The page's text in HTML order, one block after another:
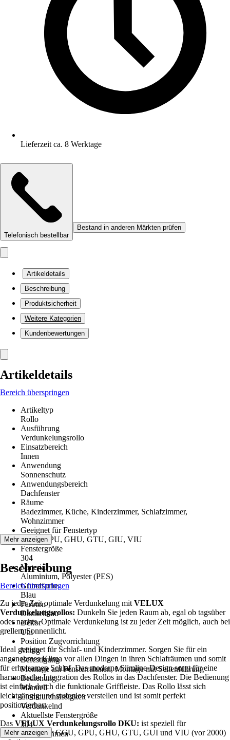
Lieferzeit ca. 8 Werktage
Telefonisch bestellbar
Bestand in anderen Märkten prüfen
Artikeldetails
Beschreibung
Produktsicherheit
Weitere Kategorien
Kundenbewertungen
Artikeldetails
Bereich überspringen
Artikeltyp
Rollo
Ausführung
Verdunkelungsrollo
Einsatzbereich
Innen
Anwendung
Sonnenschutz
Anwendungsbereich
Dachfenster
Räume
Badezimmer, Küche, Kinderzimmer, Schlafzimmer,
Wohnzimmer
Geeignet für Fenstertyp
GGU, GPU, GHU, GTU, GIU, VIU
Fenstergröße
304
Material
Aluminium, Polyester (PES)
Grundfarbe
Blau
Farbton
Dunkelblau
Dekor
Uni
Position Zugvorrichtung
Mittig
Befestigung
Montage am Fensterrahmen, Montage mit Seitenführung
Bedienung
Manuell
Lichtdurchlässigkeit
Verdunkelnd
Aktuellste Fenstergröße
304
Farbe Rahmen
Mehr anzeigen
Beschreibung
Bereich überspringen
Zu jeder Zeit optimale Verdunkelung mit VELUX
Verdunkelungsrollos: Dunkeln Sie jeden Raum ab, egal ob tagsüber
oder nachts. Optimale Verdunkelung ist zu jeder Zeit möglich, auch bei
grellem Sonnenlicht.
Ideal geeignet für Schlaf- und Kinderzimmer. Sorgen Sie für ein
angenehmes Klima vor allen Dingen in ihren Schlafräumen und somit
für erholsamen Schlaf. Das moderne Slimline-Design sorgt für eine
harmonische Integration des Rollos in das Dachfenster. Die Bedienung
ist einfach durch die funktionale Griffleiste. Das Rollo lässt sich
leichtgängig und stufenlos verstellen und ist somit perfekt
positionierbar.
Das VELUX Verdunkelungsrollo DKU: ist speziell für
Kunsstofffenster GGU, GPU, GHU, GTU, GUI und VIU (vor 2000)
Mehr anzeigen